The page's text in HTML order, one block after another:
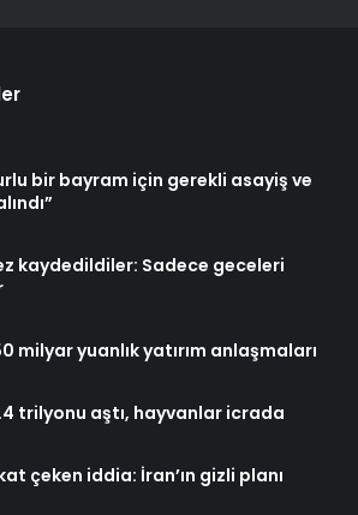
bir bayram için gerekli asayiş ve
kaydedildiler: Sadece geceleri
milyar yuanlık yatırım anlaşmaları
trilyonu aştı, hayvanlar icrada
çeken iddia: İran’ın gizli planı